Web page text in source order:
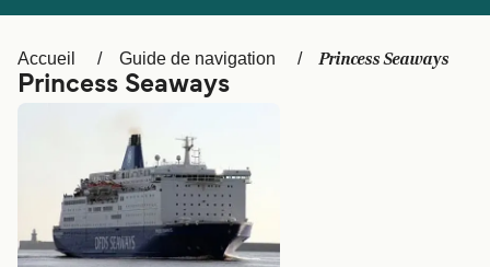
Deutschland
Indonesia
Accueil Guide de navigation Princess Seaways
Princess Seaways